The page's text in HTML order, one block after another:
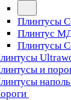
Плинтусы
Плинтус
Плинтусы
и